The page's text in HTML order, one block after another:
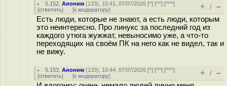
5.152 ,Аноним (133), 10:41, 07/07/2026 [^] [^^] [^^^]
[ответить] [к модератору] + / –
Есть люди, которые не знают, а есть люди, которым
это неинтересно. Про линукс за последний год из
каждого утюга жужжат, невыносимо уже, а что-то
переходящих на своём ПК на него как не видел, так и
не вижу.
5.153 ,Аноним (133), 10:44, 07/07/2026 [^] [^^] [^^^]
[ответить] [к модератору] + / –